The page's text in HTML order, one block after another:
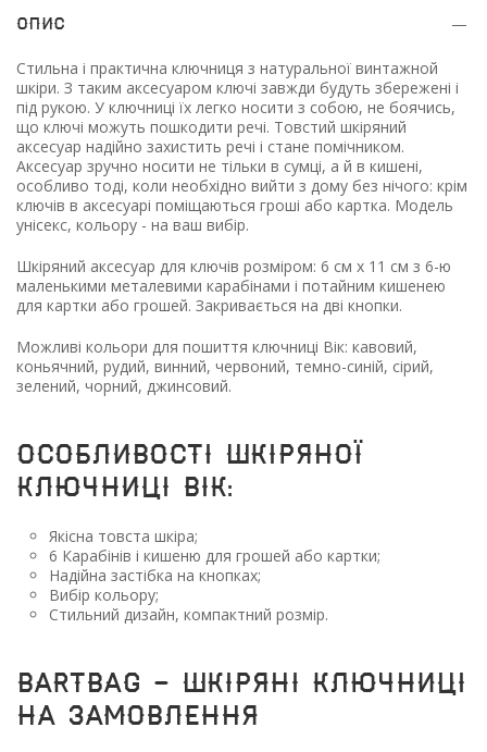
Опис
Стильна і практична ключниця з натуральної винтажной
шкіри. З таким аксесуаром ключі завжди будуть збережені і
під рукою. У ключниці їх легко носити з собою, не боячись,
що ключі можуть пошкодити речі. Товстий шкіряний
аксесуар надійно захистить речі і стане помічником.
Аксесуар зручно носити не тільки в сумці, а й в кишені,
особливо тоді, коли необхідно вийти з дому без нічого: крім
ключів в аксесуарі поміщаються гроші або картка. Модель
унісекс, кольору - на ваш вибір.
Шкіряний аксесуар для ключів розміром: 6 см х 11 см з 6-ю
маленькими металевими карабінами і потайним кишенею
для картки або грошей. Закривається на дві кнопки.
Можливі кольори для пошиття ключниці Вік: кавовий,
коньячний, рудий, винний, червоний, темно-синій, сірий,
зелений, чорний, джинсовий.
Особливості шкіряної
ключниці Вік:
Якісна товста шкіра;
6 Карабінів і кишеню для грошей або картки;
Надійна застібка на кнопках;
Вибір кольору;
Стильний дизайн, компактний розмір.
BARTBAG - шкіряні ключниці
на замовлення